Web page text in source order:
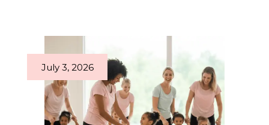
July 3, 2026